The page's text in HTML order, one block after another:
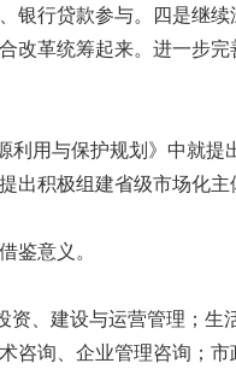
银行贷款参与。四是继
改革统筹起来。进一步
利用与保护规划》中就提
出积极组建省级市场化
意义。
、建设与运营管理；生
咨询、企业管理咨询；